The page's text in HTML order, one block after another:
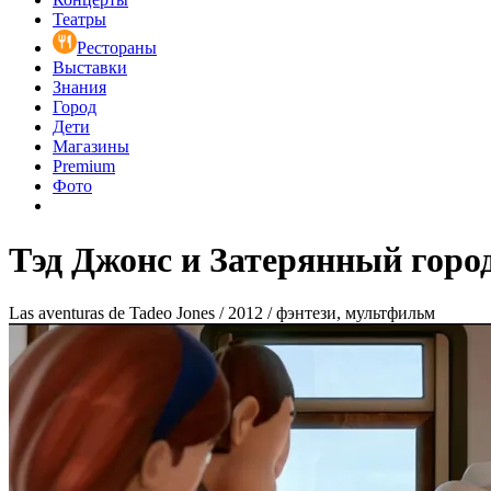
Театры
Рестораны
Выставки
Знания
Город
Дети
Магазины
Premium
Фото
Тэд Джонс и Затерянный
Las aventuras de Tadeo Jones / 2012 / фэнтези, мультфильм